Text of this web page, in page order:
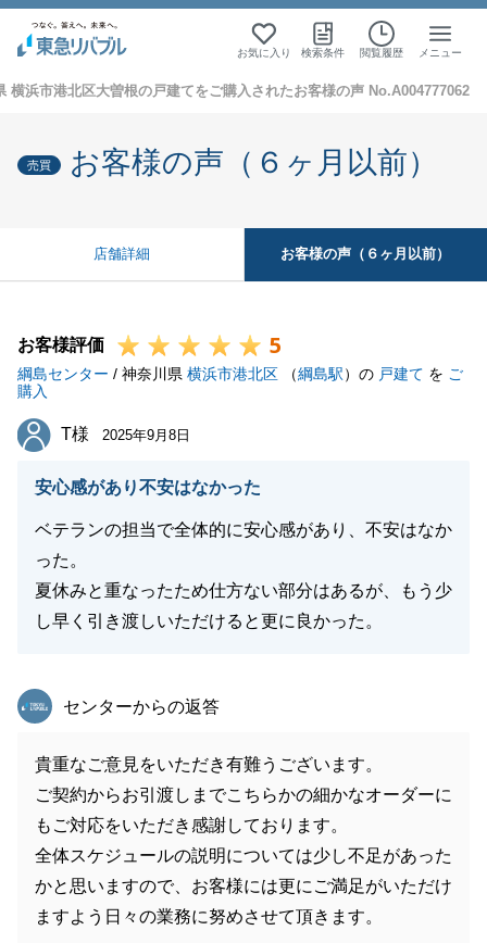
お気に入り 検索条件 閲覧履歴 メニュー
横浜市港北区大曽根の戸建てをご購入されたお客様の声 No.A004777062
売買 お客様の声（６ヶ月以前）
店舗詳細 お客様の声（６ヶ月以前）
お客様評価 5
綱島センター / 神奈川県 横浜市港北区 （綱島駅）の 戸建て を ご
購入
T様
T様 2025年9月8日
安心感があり不安はなかった
ベテランの担当で全体的に安心感があり、不安はなか
った。
夏休みと重なったため仕方ない部分はあるが、もう少
し早く引き渡しいただけると更に良かった。
東急リバブル
センターからの返答
貴重なご意見をいただき有難うございます。
ご契約からお引渡しまでこちらかの細かなオーダーに
もご対応をいただき感謝しております。
全体スケジュールの説明については少し不足があった
かと思いますので、お客様には更にご満足がいただけ
ますよう日々の業務に努めさせて頂きます。